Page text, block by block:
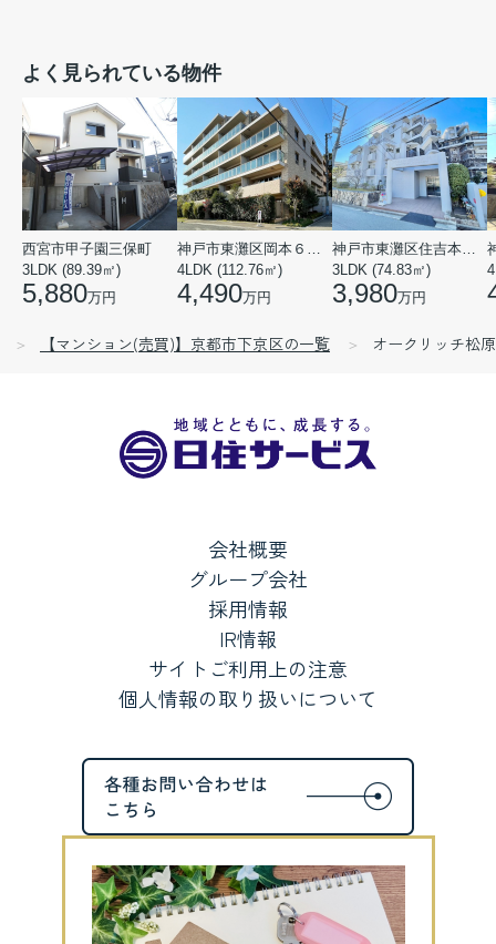
よく見られている物件
西宮市甲子園三保町
3LDK (89.39㎡)
5,880万円
神戸市東灘区岡本６丁目
4LDK (112.76㎡)
4,490万円
神戸市東灘区住吉本町１丁目
3LDK (74.83㎡)
3,980万円
【マンション(売買)】京都市下京区の一覧 オークリッチ松原
会社概要
グループ会社
採用情報
IR情報
サイトご利用上の注意
個人情報の取り扱いについて